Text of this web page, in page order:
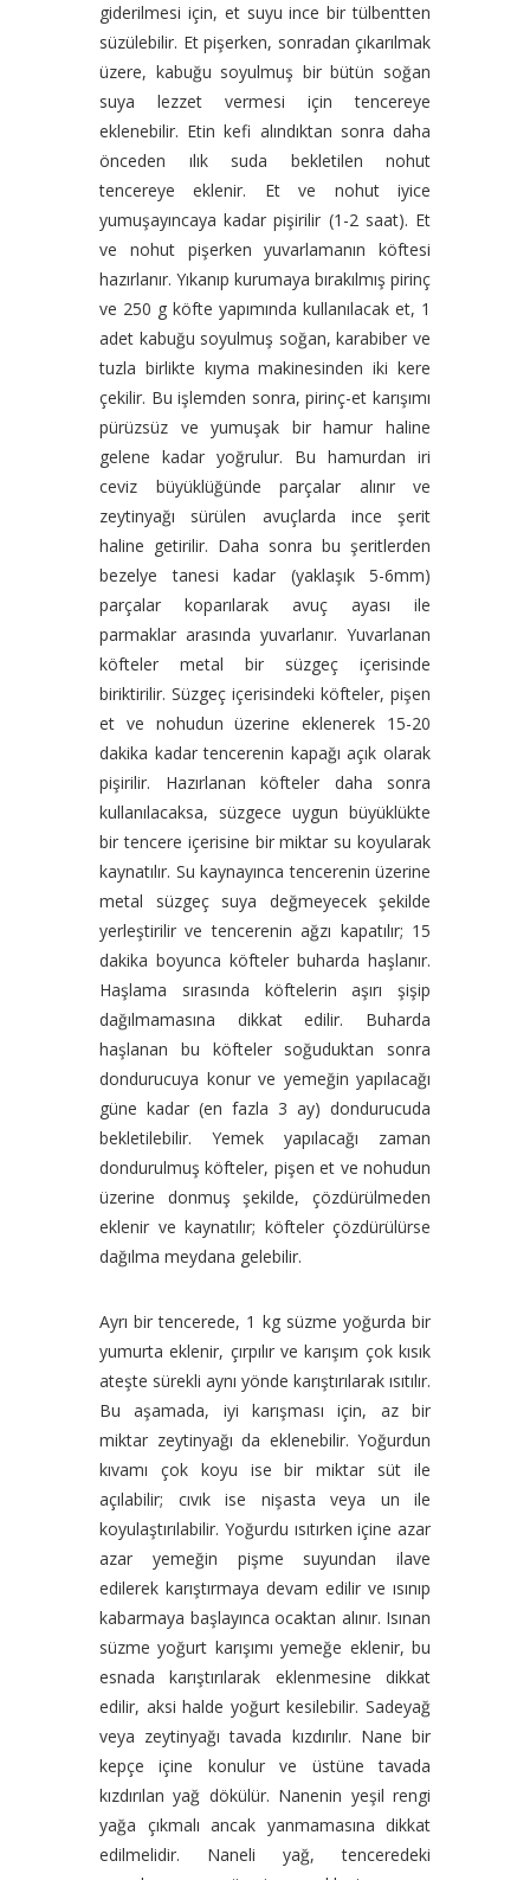
giderilmesi için, et suyu ince bir tülbentten
süzülebilir. Et pişerken, sonradan çıkarılmak
üzere, kabuğu soyulmuş bir bütün soğan
suya lezzet vermesi için tencereye
eklenebilir. Etin kefi alındıktan sonra daha
önceden ılık suda bekletilen nohut
tencereye eklenir. Et ve nohut iyice
yumuşayıncaya kadar pişirilir (1-2 saat). Et
ve nohut pişerken yuvarlamanın köftesi
hazırlanır. Yıkanıp kurumaya bırakılmış pirinç
ve 250 g köfte yapımında kullanılacak et, 1
adet kabuğu soyulmuş soğan, karabiber ve
tuzla birlikte kıyma makinesinden iki kere
çekilir. Bu işlemden sonra, pirinç-et karışımı
pürüzsüz ve yumuşak bir hamur haline
gelene kadar yoğrulur. Bu hamurdan iri
ceviz büyüklüğünde parçalar alınır ve
zeytinyağı sürülen avuçlarda ince şerit
haline getirilir. Daha sonra bu şeritlerden
bezelye tanesi kadar (yaklaşık 5-6mm)
parçalar koparılarak avuç ayası ile
parmaklar arasında yuvarlanır. Yuvarlanan
köfteler metal bir süzgeç içerisinde
biriktirilir. Süzgeç içerisindeki köfteler, pişen
et ve nohudun üzerine eklenerek 15-20
dakika kadar tencerenin kapağı açık olarak
pişirilir. Hazırlanan köfteler daha sonra
kullanılacaksa, süzgece uygun büyüklükte
bir tencere içerisine bir miktar su koyularak
kaynatılır. Su kaynayınca tencerenin üzerine
metal süzgeç suya değmeyecek şekilde
yerleştirilir ve tencerenin ağzı kapatılır; 15
dakika boyunca köfteler buharda haşlanır.
Haşlama sırasında köftelerin aşırı şişip
dağılmamasına dikkat edilir. Buharda
haşlanan bu köfteler soğuduktan sonra
dondurucuya konur ve yemeğin yapılacağı
güne kadar (en fazla 3 ay) dondurucuda
bekletilebilir. Yemek yapılacağı zaman
dondurulmuş köfteler, pişen et ve nohudun
üzerine donmuş şekilde, çözdürülmeden
eklenir ve kaynatılır; köfteler çözdürülürse
dağılma meydana gelebilir.
Ayrı bir tencerede, 1 kg süzme yoğurda bir
yumurta eklenir, çırpılır ve karışım çok kısık
ateşte sürekli aynı yönde karıştırılarak ısıtılır.
Bu aşamada, iyi karışması için, az bir
miktar zeytinyağı da eklenebilir. Yoğurdun
kıvamı çok koyu ise bir miktar süt ile
açılabilir; cıvık ise nişasta veya un ile
koyulaştırılabilir. Yoğurdu ısıtırken içine azar
azar yemeğin pişme suyundan ilave
edilerek karıştırmaya devam edilir ve ısınıp
kabarmaya başlayınca ocaktan alınır. Isınan
süzme yoğurt karışımı yemeğe eklenir, bu
esnada karıştırılarak eklenmesine dikkat
edilir, aksi halde yoğurt kesilebilir. Sadeyağ
veya zeytinyağı tavada kızdırılır. Nane bir
kepçe içine konulur ve üstüne tavada
kızdırılan yağ dökülür. Nanenin yeşil rengi
yağa çıkmalı ancak yanmamasına dikkat
edilmelidir. Naneli yağ, tenceredeki